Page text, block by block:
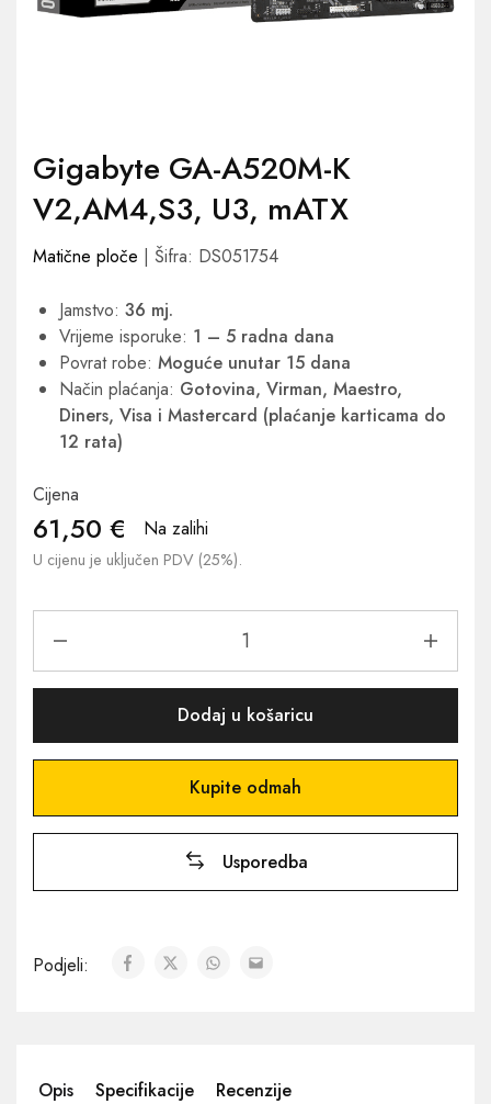
Gigabyte GA-A520M-K
V2,AM4,S3, U3, mATX
Matične ploče | Šifra: DS051754
Jamstvo: 36 mj.
Vrijeme isporuke: 1 – 5 radna dana
Povrat robe: Moguće unutar 15 dana
Način plaćanja: Gotovina, Virman, Maestro,
Diners, Visa i Mastercard (plaćanje karticama do
12 rata)
Cijena
61,50 € Na zalihi
U cijenu je uključen PDV (25%).
Dodaj u košaricu
Kupite odmah
Usporedba
Podjeli:
Opis Specifikacije Recenzije